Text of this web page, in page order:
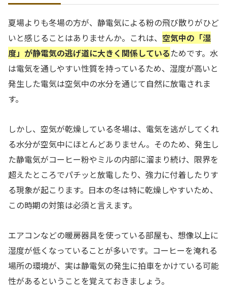
夏場よりも冬場の方が、静電気による粉の飛び散りがひど
いと感じることはありませんか。これは、 空気中の「湿
度」が静電気の逃げ道に大きく関係しているためです。水
は電気を通しやすい性質を持っているため、湿度が高いと
発生した電気は空気中の水分を通じて自然に放電されま
す。
しかし、空気が乾燥している冬場は、電気を逃がしてくれ
る水分が空気中にほとんどありません。そのため、発生し
た静電気がコーヒー粉やミルの内部に溜まり続け、限界を
超えたところでパチッと放電したり、強力に付着したりす
る現象が起こります。日本の冬は特に乾燥しやすいため、
この時期の対策は必須と言えます。
エアコンなどの暖房器具を使っている部屋も、想像以上に
湿度が低くなっていることが多いです。コーヒーを淹れる
場所の環境が、実は静電気の発生に拍車をかけている可能
性があるということを覚えておきましょう。